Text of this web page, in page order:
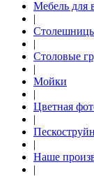
Мебель для
|
Столешницы
|
Столовые
|
Мойки
|
Цветная
|
|
Наше
|